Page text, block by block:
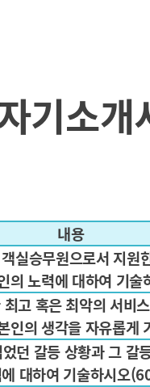
기소
내용
실승무원으로서 지원
의 노력에 대하여 기
고 혹은 최악의 서비
인의 생각을 자유롭게
던 갈등 상황과 그 갈
대하여 기술하시오